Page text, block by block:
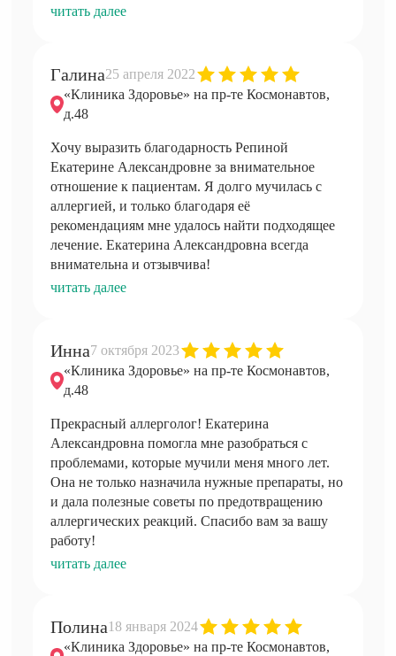
читать далее
Галина25 апреля 2022
«Клиника Здоровье» на пр-те Космонавтов,
д.48
Хочу выразить благодарность Репиной
Екатерине Александровне за внимательное
отношение к пациентам. Я долго мучилась с
аллергией, и только благодаря её
рекомендациям мне удалось найти подходящее
лечение. Екатерина Александровна всегда
внимательна и отзывчива!
читать далее
Инна7 октября 2023
«Клиника Здоровье» на пр-те Космонавтов,
д.48
Прекрасный аллерголог! Екатерина
Александровна помогла мне разобраться с
проблемами, которые мучили меня много лет.
Она не только назначила нужные препараты, но
и дала полезные советы по предотвращению
аллергических реакций. Спасибо вам за вашу
работу!
читать далее
Полина18 января 2024
«Клиника Здоровье» на пр-те Космонавтов,